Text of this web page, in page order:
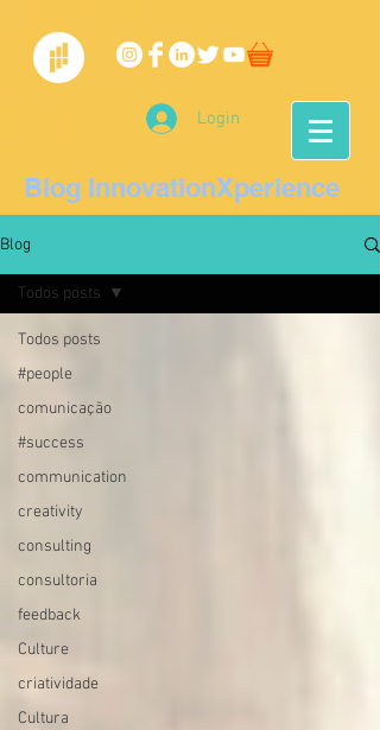
Login
Blog InnovationXperience
Blog
Todos posts
#people
comunicação
#success
communication
creativity
consulting
consultoria
feedback
Culture
criatividade
Cultura
Todos posts